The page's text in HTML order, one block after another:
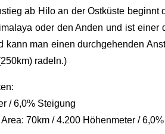
ab Hilo an der Ostküste beginnt
oder den Anden und ist einer
man einen durchgehenden
radeln.)
/ 6,0% Steigung
70km / 4.200 Höhenmeter /